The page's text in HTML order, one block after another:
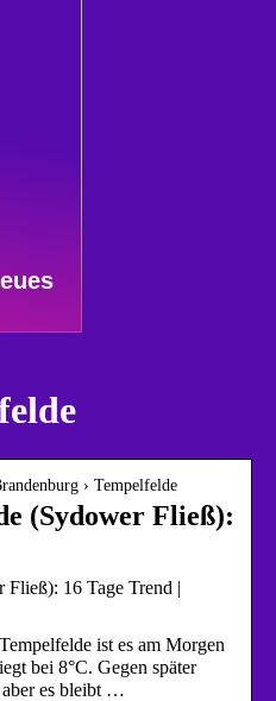
› Tempelfelde
(Sydower Fließ):
Fließ): 16 Tage Trend |
ist es am Morgen
bei 8°C. Gegen später
es bleibt …